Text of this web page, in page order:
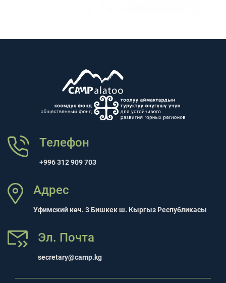
Телефон
+996 312 909 703
Адрес
Уфимский көч. 3 Бишкек ш. Кыргыз Республикасы
Эл. Почта
secretary@camp.kg